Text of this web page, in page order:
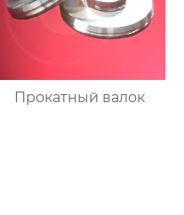
Прокатный валок